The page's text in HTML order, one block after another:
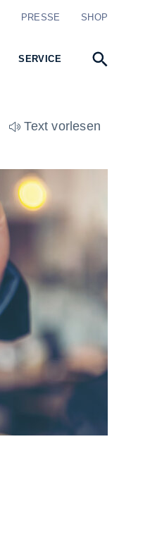
SERVICE
PRESSE SHOP
Text vorlesen